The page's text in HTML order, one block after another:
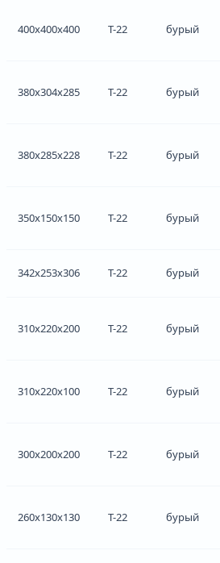
400x400x400 Т-22 бурый
380x304x285 Т-22 бурый
380x285x228 Т-22 бурый
350x150x150 Т-22 бурый
342x253x306 Т-22 бурый
310x220x200 Т-22 бурый
310x220x100 Т-22 бурый
300x200x200 Т-22 бурый
260x130x130 Т-22 бурый